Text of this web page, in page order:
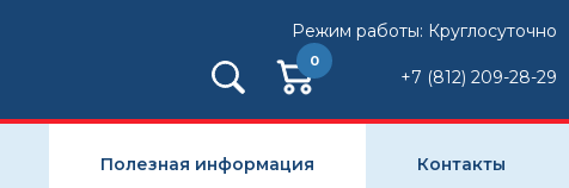
Режим работы: Круглосуточно
0
+7 (812) 209-28-29
Полезная информация Контакты